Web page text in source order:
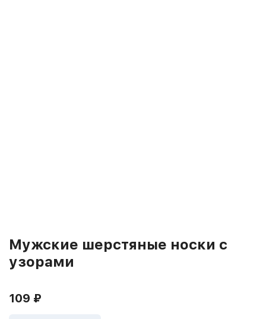
Мужские шерстяные носки с
узорами
109 ₽